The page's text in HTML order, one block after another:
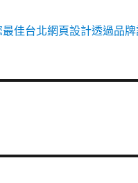
佳台北網頁設計透過品